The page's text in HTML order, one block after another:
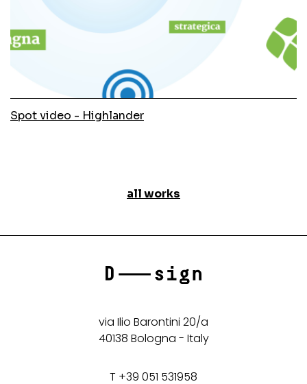
Spot video - Highlander
all works
via Ilio Barontini 20/a
40138 Bologna - Italy
T +39 051 531958